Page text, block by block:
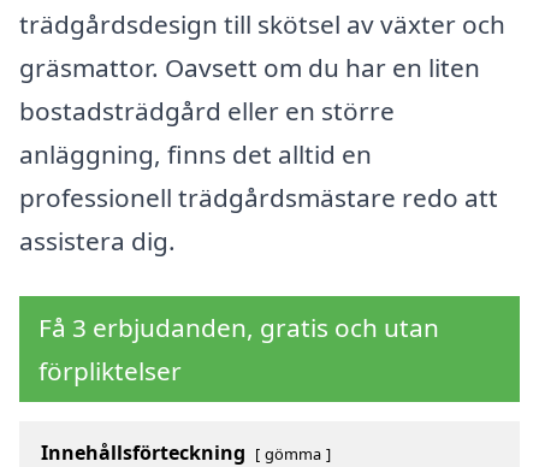
trädgårdsdesign till skötsel av växter och
gräsmattor. Oavsett om du har en liten
bostadsträdgård eller en större
anläggning, finns det alltid en
professionell trädgårdsmästare redo att
assistera dig.
Få 3 erbjudanden, gratis och utan
förpliktelser
Innehållsförteckning gömma